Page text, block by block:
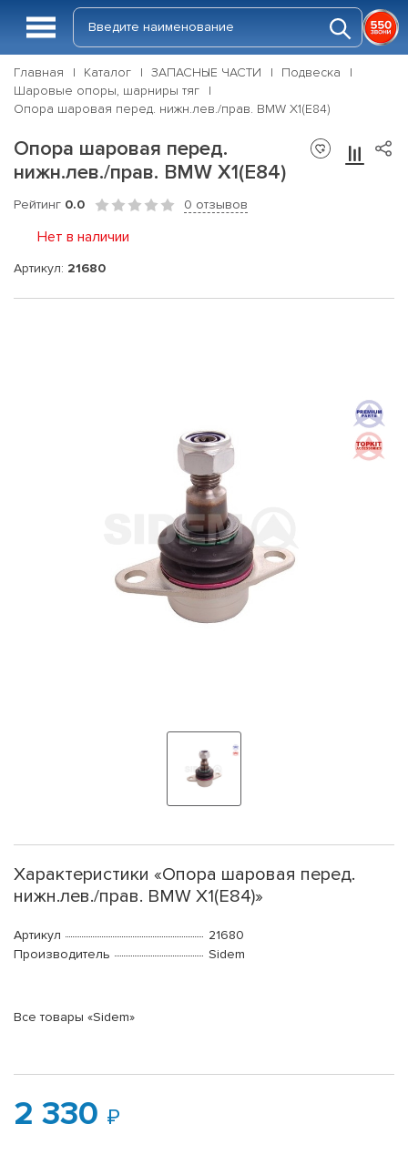
Главная Каталог ЗАПАСНЫЕ ЧАСТИ
Подвеска
Шаровые опоры, шарниры тяг
Опора шаровая перед. нижн.лев./прав. BMW X1(E84)
Опора шаровая перед.
нижн.лев./прав. BMW X1(E84)
Рейтинг 0.0 0 отзывов
Нет в наличии
Артикул: 21680
Характеристики «Опора шаровая перед.
нижн.лев./прав. BMW X1(E84)»
Артикул
21680
Производитель
Sidem
Все товары «Sidem»
2 330